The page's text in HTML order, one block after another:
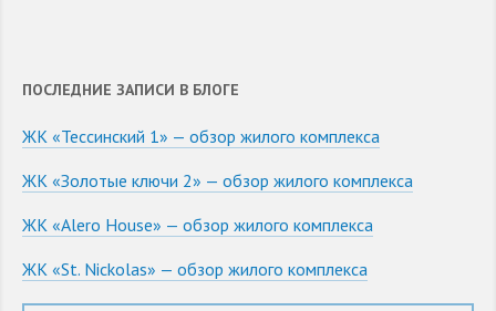
ПОСЛЕДНИЕ ЗАПИСИ В БЛОГЕ
ЖК «Тессинский 1» — обзор жилого комплекса
ЖК «Золотые ключи 2» — обзор жилого комплекса
ЖК «Alero House» — обзор жилого комплекса
ЖК «St. Nickolas» — обзор жилого комплекса